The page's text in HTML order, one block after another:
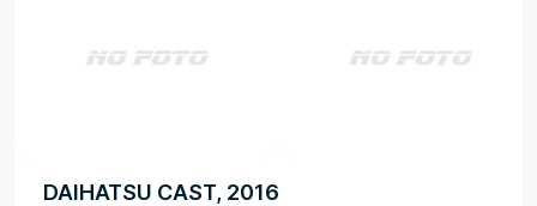
DAIHATSU CAST, 2016